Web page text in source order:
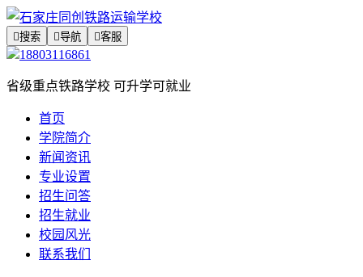
搜索 导航 客服
18803116861
省级重点铁路学校 可升学可就业
首页
学院简介
新闻资讯
专业设置
招生问答
招生就业
校园风光
联系我们